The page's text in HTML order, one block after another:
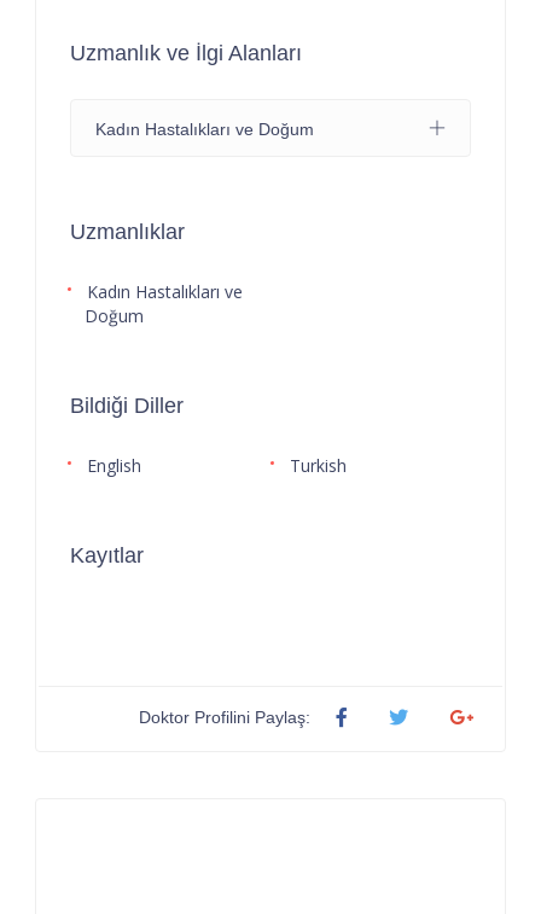
Uzmanlık ve İlgi Alanları
Kadın Hastalıkları ve Doğum
Uzmanlıklar
Kadın Hastalıkları ve
Doğum
Bildiği Diller
English Turkish
Kayıtlar
Doktor Profilini Paylaş: